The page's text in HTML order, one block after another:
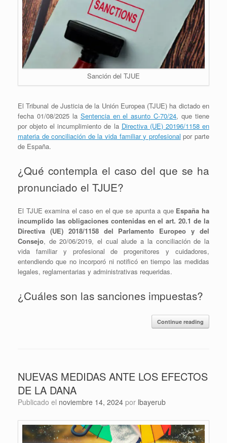
Sanción del TJUE
El Tribunal de Justicia de la Unión Europea (TJUE) ha dictado en
fecha 01/08/2025 la Sentencia en el asunto C‑70/24, que tiene
por objeto el incumplimiento de la Directiva (UE) 20196/1158 en
materia de conciliación de la vida familiar y profesional por parte
de España.
¿Qué contempla el caso del que se ha
pronunciado el TJUE?
El TJUE examina el caso en el que se apunta a que España ha
incumplido las obligaciones contenidas en el art. 20.1 de la
Directiva (UE) 2018/1158 del Parlamento Europeo y del
Consejo, de 20/06/2019, el cual alude a la conciliación de la
vida familiar y profesional de progenitores y cuidadores,
entendiendo que no incorporó ni notificó en tiempo las medidas
legales, reglamentarias y administrativas requeridas.
¿Cuáles son las sanciones impuestas?
Continue reading
NUEVAS MEDIDAS ANTE LOS EFECTOS
DE LA DANA
Publicado el noviembre 14, 2024 por lbayerub